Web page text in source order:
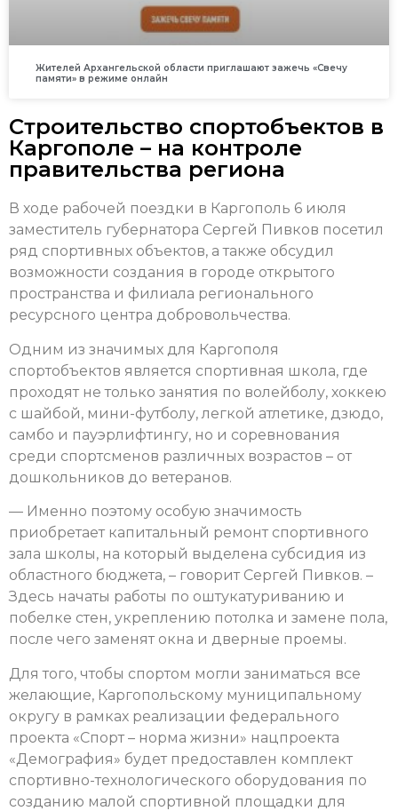
Жителей Архангельской области приглашают зажечь «Свечу
памяти» в режиме онлайн
Строительство спортобъектов в
Каргополе – на контроле
правительства региона
В ходе рабочей поездки в Каргополь 6 июля
заместитель губернатора Сергей Пивков посетил
ряд спортивных объектов, а также обсудил
возможности создания в городе открытого
пространства и филиала регионального
ресурсного центра добровольчества.
Одним из значимых для Каргополя
спортобъектов является спортивная школа, где
проходят не только занятия по волейболу, хоккею
с шайбой, мини-футболу, легкой атлетике, дзюдо,
самбо и пауэрлифтингу, но и соревнования
среди спортсменов различных возрастов – от
дошкольников до ветеранов.
— Именно поэтому особую значимость
приобретает капитальный ремонт спортивного
зала школы, на который выделена субсидия из
областного бюджета, – говорит Сергей Пивков. –
Здесь начаты работы по оштукатуриванию и
побелке стен, укреплению потолка и замене пола,
после чего заменят окна и дверные проемы.
Для того, чтобы спортом могли заниматься все
желающие, Каргопольскому муниципальному
округу в рамках реализации федерального
проекта «Спорт – норма жизни» нацпроекта
«Демография» будет предоставлен комплект
спортивно-технологического оборудования по
созданию малой спортивной площадки для